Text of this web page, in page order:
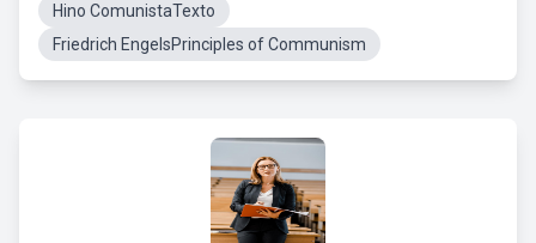
Hino ComunistaTexto
Friedrich EngelsPrinciples of Communism